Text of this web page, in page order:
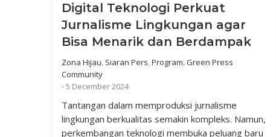
Digital Teknologi Perkuat
Jurnalisme Lingkungan agar
Bisa Menarik dan Berdampak
Zona Hijau, Siaran Pers,Program,Green Press
Community
-5 December 2024
Tantangan dalam memproduksi jurnalisme
lingkungan berkualitas semakin kompleks. Namun,
perkembangan teknologi membuka peluang baru